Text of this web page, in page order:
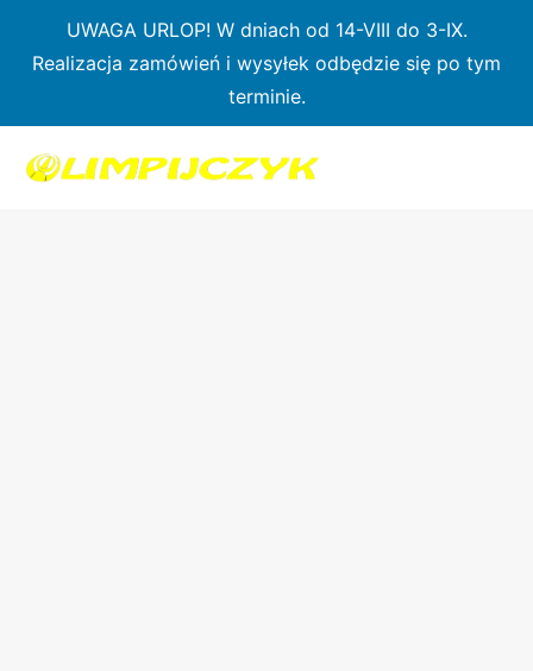
UWAGA URLOP! W dniach od 14-VIII do 3-IX.
Realizacja zamówień i wysyłek odbędzie się po tym
terminie.
Karbonowy